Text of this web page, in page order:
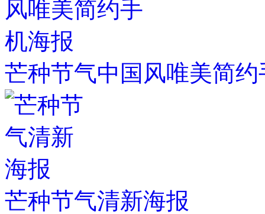
芒种节气中国风唯美简
芒种节气清新海报